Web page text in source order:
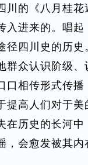
川的《八月桂
入进来的。唱
径四川史的历
群众认识阶级、
口相传形式传
提高人们对于美
在历史的长河
，会愈发被其内